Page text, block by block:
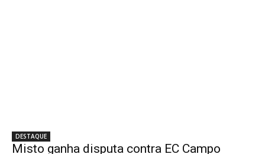
DESTAQUE
Misto ganha disputa contra EC Campo